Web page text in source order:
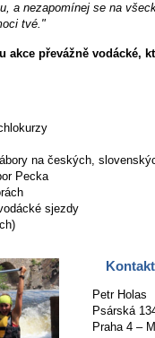
a nezapomínej se na
tvé."
akce převážně vodácké,
na českých,
Pecka
sjezdy
Kontakt
Petr Holas
Psárská
Praha 4 –